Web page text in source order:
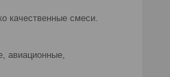
качественные смеси.
авиационные,